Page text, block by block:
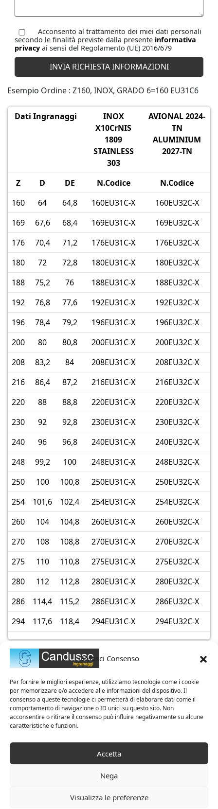
Gestisci Consenso
Per fornire le migliori esperienze, utilizziamo tecnologie come i cookie
per memorizzare e/o accedere alle informazioni del dispositivo. Il
consenso a queste tecnologie ci permetterà di elaborare dati come il
comportamento di navigazione o ID unici su questo sito. Non
acconsentire o ritirare il consenso può influire negativamente su alcune
caratteristiche e funzioni.
Accetta
Nega
Visualizza le preferenze
Acconsento al trattamento dei miei dati personali
secondo le finalità previste dalla presente informativa
privacy ai sensi del Regolamento (UE) 2016/679
Esempio Ordine : Z160, INOX, GRADO 6=160 EU31C6
Dati Ingranaggi
INOX
X10CrNIS
1809
STAINLESS
303
AVIONAL 2024-
TN
ALUMINIUM
2027-TN
Z D DE N.Codice
N.Codice
160
64 64,8 160EU31C-X
160EU32C-X
169
67,6 68,4 169EU31C-X
169EU32C-X
176
70,4 71,2 176EU31C-X
176EU32C-X
180
72 72,8 180EU31C-X
180EU32C-X
188
75,2 76 188EU31C-X
188EU32C-X
192
76,8 77,6 192EU31C-X
192EU32C-X
196
78,4 79,2 196EU31C-X
196EU32C-X
200
80 80,8 200EU31C-X
200EU32C-X
208
83,2 84 208EU31C-X
208EU32C-X
216
86,4 87,2 216EU31C-X
216EU32C-X
220
88 88,8 220EU31C-X
220EU32C-X
230
92 92,8 230EU31C-X
230EU32C-X
240
96 96,8 240EU31C-X
240EU32C-X
248
99,2 100 248EU31C-X
248EU32C-X
250
100 100,8 250EU31C-X
250EU32C-X
254
101,6 102,4 254EU31C-X
254EU32C-X
260
104 104,8 260EU31C-X
260EU32C-X
270
108 108,8 270EU31C-X
270EU32C-X
275
110 110,8 275EU31C-X
275EU32C-X
280
112 112,8 280EU31C-X
280EU32C-X
286
114,4 115,2 286EU31C-X
286EU32C-X
294
117,6 118,4 294EU31C-X 294EU32C-X
Pertusella (VA)
|
Cod. Fisc. / P.I. 01286900129
Fax. +39 02.964.80.157